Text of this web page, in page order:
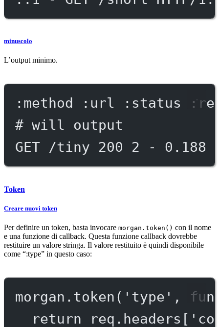
minuscolo
L’output minimo.
:method :url :status
# will output
GET /tiny 200 2 - 0.188
Token
Creare nuovi token
Per definire un token, basta invocare morgan.token() con il nome
e una funzione di callback. Questa funzione callback dovrebbe
restituire un valore stringa. Il valore restituito è quindi disponibile
come “:type” in questo caso:
morgan. token ( 'type' ,
return req.headers[